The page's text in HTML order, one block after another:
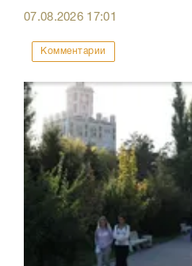
07.08.2026 17:01
Комментарии